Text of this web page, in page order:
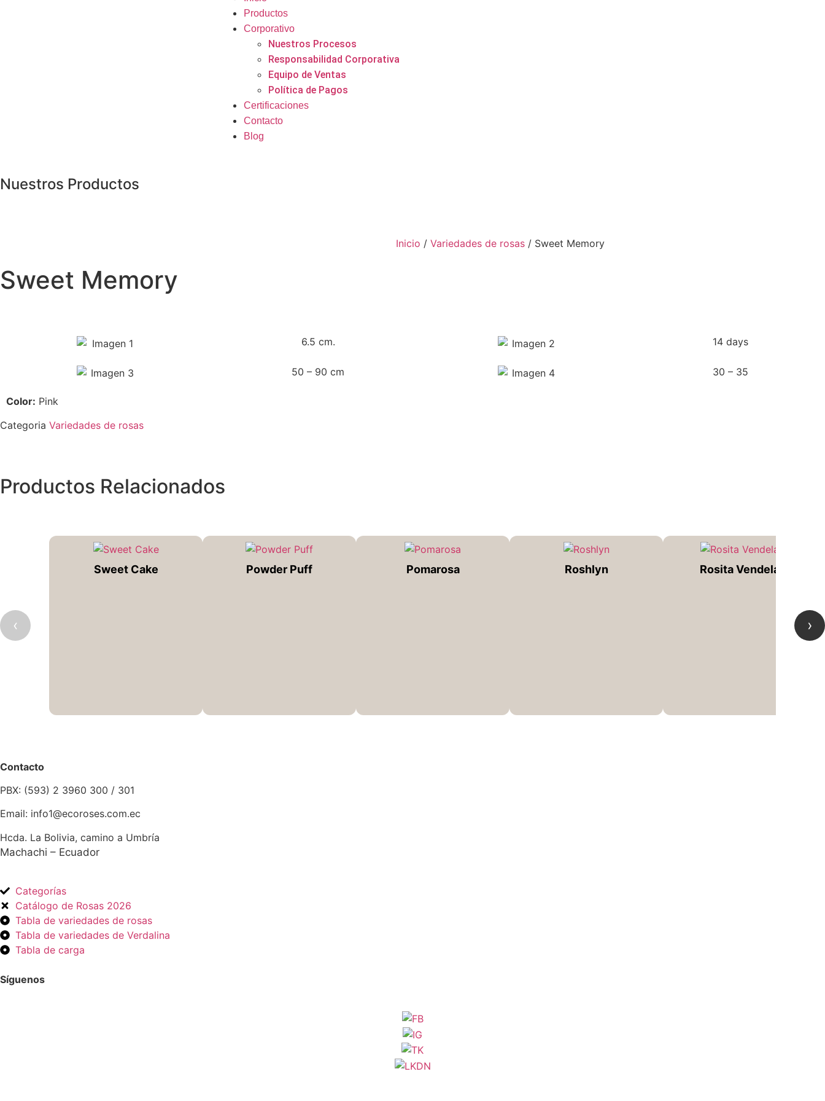
Productos
Corporativo
Nuestros Procesos
Responsabilidad Corporativa
Equipo de Ventas
Política de Pagos
Certificaciones
Contacto
Blog
Nuestros Productos
Inicio /Variedades de rosas / Sweet Memory
Sweet Memory
6.5 cm. 14 days
50 – 90 cm 30 – 35
Color: Pink
Categoria Variedades de rosas
Productos Relacionados
‹
Sweet Cake Powder Puff Pomarosa Roshlyn Rosita Vendela
›
Contacto
PBX: (593) 2 3960 300 / 301
Email: info1@ecoroses.com.ec
Hcda. La Bolivia, camino a Umbría
Machachi – Ecuador
Categorías
Catálogo de Rosas 2026
Tabla de variedades de rosas
Tabla de variedades de Verdalina
Tabla de carga
Síguenos